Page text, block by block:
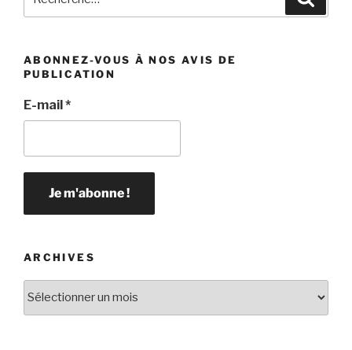
pour
ABONNEZ-VOUS À NOS AVIS DE
PUBLICATION
E-mail*
ARCHIVES